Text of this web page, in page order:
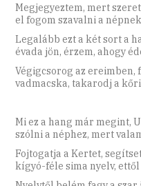
Megjegyeztem, mert
el fogom szavalni a
Legalább ezt a két sort a
évada jön, érzem, ahogy
Végigcsorog az ereimben,
vadmacska, takarodj a
Mi ez a hang már megint,
szólni a néphez, mert
Fojtogatja a Kertet,
kígyó-féle sima nyelv, ettől